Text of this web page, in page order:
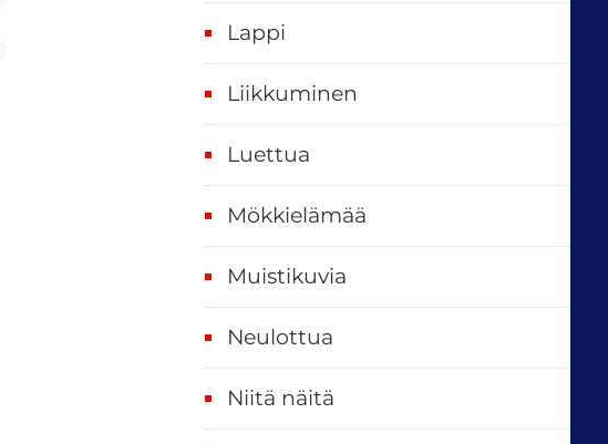
p
ä
ä
t
Lappi
Liikkuminen
Luettua
Mökkielämää
Muistikuvia
Neulottua
Niitä näitä